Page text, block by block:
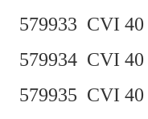
579933 CVI
579934 CVI 40
579935 CVI 40